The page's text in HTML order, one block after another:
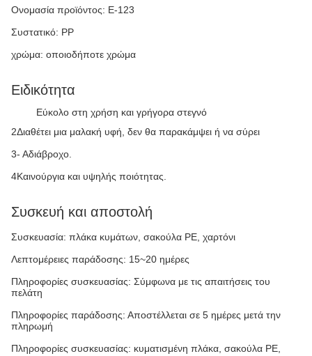
Ονομασία προϊόντος: E-123
Συστατικό: PP
χρώμα: οποιοδήποτε χρώμα
Ειδικότητα
Εύκολο στη χρήση και γρήγορα στεγνό
2Διαθέτει μια μαλακή υφή, δεν θα παρακάμψει ή να σύρει
3- Αδιάβροχο.
4Καινούργια και υψηλής ποιότητας.
Συσκευή και αποστολή
Συσκευασία: πλάκα κυμάτων, σακούλα PE, χαρτόνι
Λεπτομέρειες παράδοσης: 15~20 ημέρες
Πληροφορίες συσκευασίας: Σύμφωνα με τις απαιτήσεις του
πελάτη
Πληροφορίες παράδοσης: Αποστέλλεται σε 5 ημέρες μετά την
πληρωμή
Πληροφορίες συσκευασίας: κυματισμένη πλάκα, σακούλα PE,